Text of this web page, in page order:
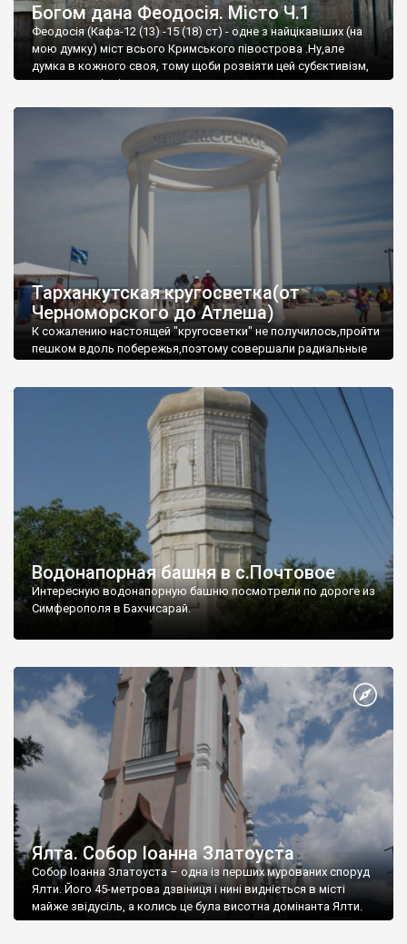
Богом дана Феодосія. Місто Ч.1
Феодосія (Кафа-12 (13) -15 (18) ст) - одне з найцікавіших (на
мою думку) міст всього Кримського півострова .Ну,але
думка в кожного своя, тому щоби розвіяти цей субєктивізм,
запрошую відвідати це
Тарханкутская кругосветка(от
Черноморского до Атлеша)
К сожалению настоящей "кругосветки" не получилось,пройти
пешком вдоль побережья,поэтому совершали радиальные
Водонапорная башня в с.Почтовое
Интересную водонапорную башню посмотрели по дороге из
Симферополя в Бахчисарай.
Ялта. Собор Іоанна Златоуста
Собор Іоанна Златоуста – одна із перших мурованих споруд
Ялти. Його 45-метрова дзвіниця і нині видніється в місті
майже звідусіль, а колись це була висотна домінанта Ялти.